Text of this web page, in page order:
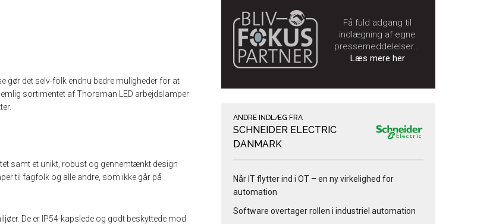
gør det selv-folk endnu bedre muligheder for at
sortimentet af Thorsman LED arbejdslamper
samt et unikt, robust og gennemtænkt design
til fagfolk og alle andre, som ikke går på
De er IP54-kapslede og godt beskyttede mod
Få fuld adgang til
indlægning af egne
pressemeddelelser...
Læs mere her
ANDRE INDLÆG FRA
SCHNEIDER ELECTRIC
DANMARK
Når IT flytter ind i OT – en ny virkelighed for
automation
Software overtager rollen i industriel automation